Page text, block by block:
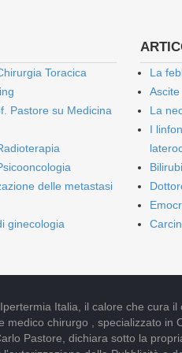
Toracica
Pastore su Medicina
delle metastasi
ginecologia
La
La
I
Italia, il calore che cura il
medico chirurgo , specializzato
Pastore, dichiara sotto la